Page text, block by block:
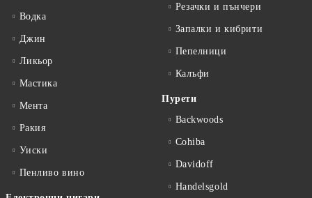
Водка
Джин
Ликьор
Мастика
Мента
Ракия
Уиски
Пенливо вино
Резачки и пънчери
Запалки и кибрити
Пепелници
Калъфи
Пурети
Backwoods
Cohiba
Davidoff
Handelsgold